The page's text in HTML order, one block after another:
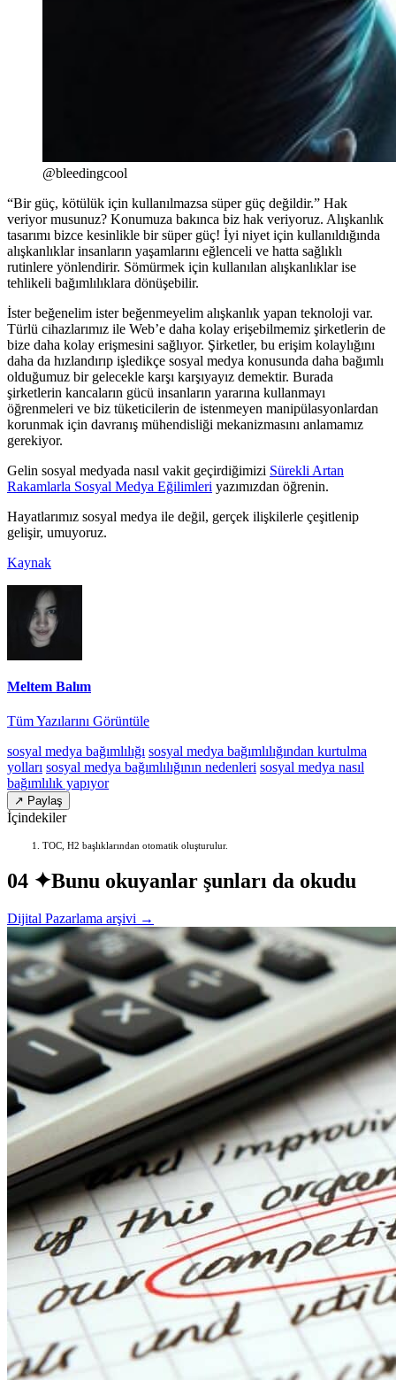
@bleedingcool
“Bir güç, kötülük için kullanılmazsa süper güç değildir.” Hak
veriyor musunuz? Konumuza bakınca biz hak veriyoruz. Alışkanlık
tasarımı bizce kesinlikle bir süper güç! İyi niyet için kullanıldığında
alışkanlıklar insanların yaşamlarını eğlenceli ve hatta sağlıklı
rutinlere yönlendirir. Sömürmek için kullanılan alışkanlıklar ise
tehlikeli bağımlılıklara dönüşebilir.
İster beğenelim ister beğenmeyelim alışkanlık yapan teknoloji var.
Türlü cihazlarımız ile Web’e daha kolay erişebilmemiz şirketlerin de
bize daha kolay erişmesini sağlıyor. Şirketler, bu erişim kolaylığını
daha da hızlandırıp işledikçe sosyal medya konusunda daha bağımlı
olduğumuz bir gelecekle karşı karşıyayız demektir. Burada
şirketlerin kancaların gücü insanların yararına kullanmayı
öğrenmeleri ve biz tüketicilerin de istenmeyen manipülasyonlardan
korunmak için davranış mühendisliği mekanizmasını anlamamız
gerekiyor.
Gelin sosyal medyada nasıl vakit geçirdiğimizi Sürekli Artan
Rakamlarla Sosyal Medya Eğilimleri yazımızdan öğrenin.
Hayatlarımız sosyal medya ile değil, gerçek ilişkilerle çeşitlenip
gelişir, umuyoruz.
Kaynak
Meltem Balım
Tüm Yazılarını Görüntüle
sosyal medya bağımlılığı sosyal medya bağımlılığından kurtulma
yolları sosyal medya bağımlılığının nedenleri sosyal medya nasıl
bağımlılık yapıyor
↗ Paylaş
İçindekiler
TOC, H2 başlıklarından otomatik oluşturulur.
04 ✦Bunu okuyanlar şunları da okudu
Dijital Pazarlama arşivi →